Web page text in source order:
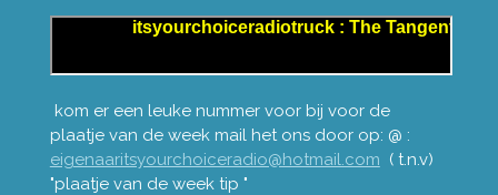
kom er een leuke nummer voor bij voor de
plaatje van de week mail het ons door op: @ :
eigenaaritsyourchoiceradio@hotmail.com ( t.n.v)
"plaatje van de week tip "